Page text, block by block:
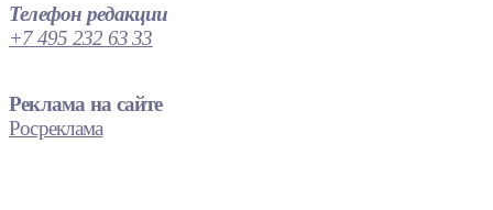
Телефон редакции
+7 495 232 63 33
Реклама на сайте
Росреклама